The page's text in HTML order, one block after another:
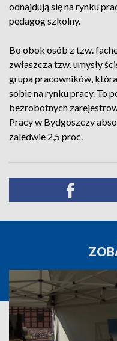
odnajdują się na rynku
pedagog szkolny.
Bo obok osób z tzw.
zwłaszcza tzw. umysły
grupa pracowników,
sobie na rynku pracy. To
bezrobotnych
Pracy w Bydgoszczy
zaledwie 2,5 proc.